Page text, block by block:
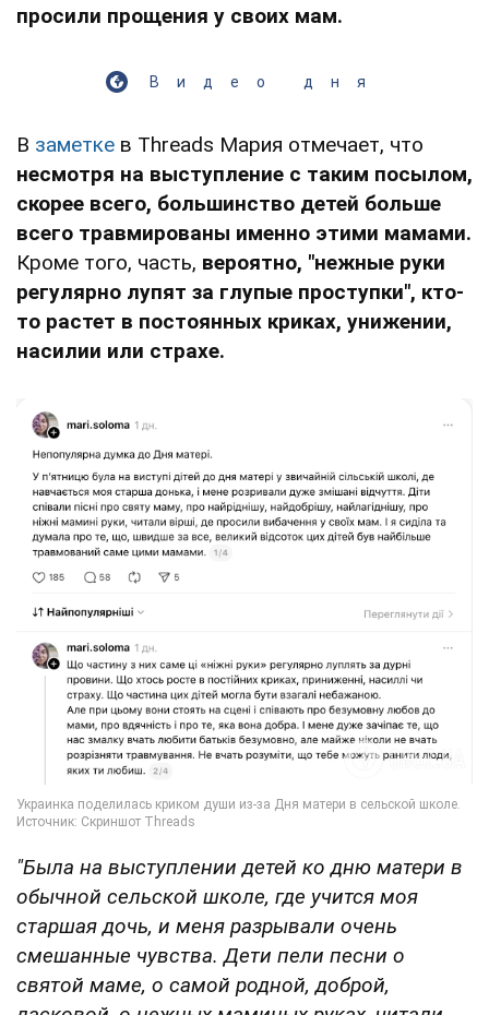
просили прощения у своих мам.
Видео дня
В заметке в Threads Мария отмечает, что
несмотря на выступление с таким посылом,
скорее всего, большинство детей больше
всего травмированы именно этими мамами.
Кроме того, часть, вероятно, "нежные руки
регулярно лупят за глупые проступки", кто-
то растет в постоянных криках, унижении,
насилии или страхе.
"Была на выступлении детей ко дню матери в
обычной сельской школе, где учится моя
старшая дочь, и меня разрывали очень
смешанные чувства. Дети пели песни о
святой маме, о самой родной, доброй,